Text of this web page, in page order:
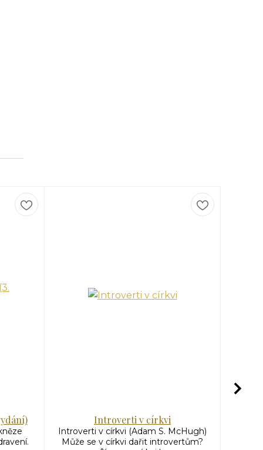
Introverti v církvi
Introverti v církvi (Adam S. McHugh)
Může se v církvi dařit introvertům?